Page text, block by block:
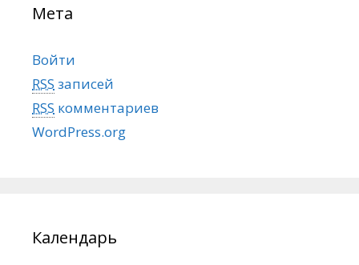
Мета
Войти
RSS записей
RSS комментариев
WordPress.org
Календарь